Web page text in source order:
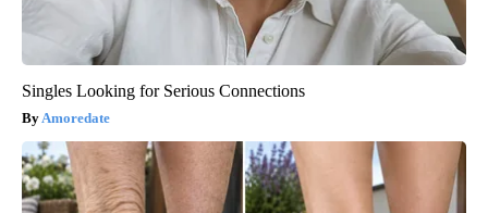
Singles Looking for Serious Connections
Amoredate